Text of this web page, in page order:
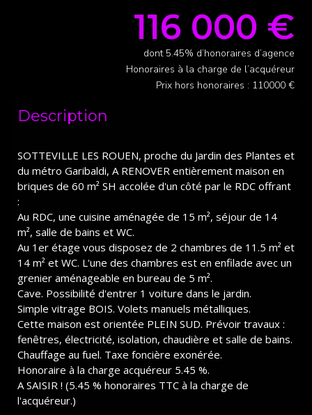
116 000 €
dont 5.45% d’honoraires d’agence
Honoraires à la charge de l’acquéreur
Prix hors honoraires : 110000 €
Description
SOTTEVILLE LES ROUEN, proche du Jardin des Plantes et
du métro Garibaldi, A RENOVER entièrement maison en
briques de 60 m² SH accolée d'un côté par le RDC offrant
:
Au RDC, une cuisine aménagée de 15 m², séjour de 14
m², salle de bains et WC.
Au 1er étage vous disposez de 2 chambres de 11.5 m² et
14 m² et WC. L'une des chambres est en enfilade avec un
grenier aménageable en bureau de 5 m².
Cave. Possibilité d'entrer 1 voiture dans le jardin.
Simple vitrage BOIS. Volets manuels métalliques.
Cette maison est orientée PLEIN SUD. Prévoir travaux :
fenêtres, électricité, isolation, chaudière et salle de bains.
Chauffage au fuel. Taxe foncière exonérée.
Honoraire à la charge acquéreur 5.45 %.
A SAISIR ! (5.45 % honoraires TTC à la charge de
l'acquéreur.)